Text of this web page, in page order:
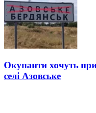
Окупанти хочуть
селі Азовське